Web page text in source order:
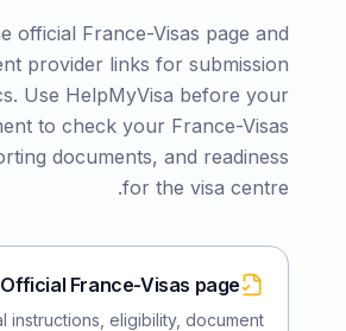
official France-Visas page and
provider links for submission
Use HelpMyVisa before your
to check your France-Visas
documents, and readiness
for the visa centre.
Official France-Visas page
instructions, eligibility, document